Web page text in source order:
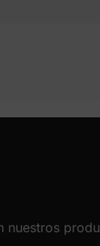
nuestros